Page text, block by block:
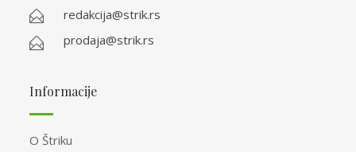
redakcija@strik.rs
prodaja@strik.rs
Informacije
O Štriku